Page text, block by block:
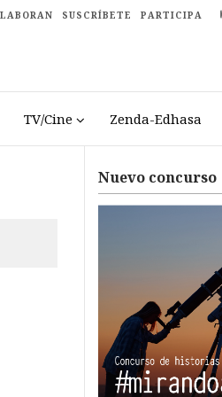
SUSCRÍBETE PARTICIPA
TV/Cine Zenda-Edhasa
Nuevo concurso